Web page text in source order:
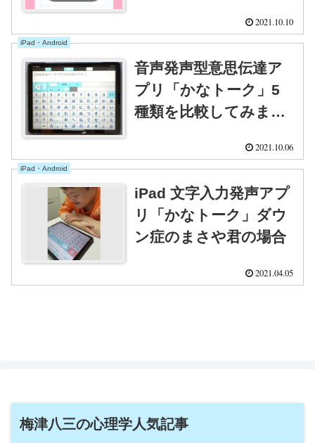
ジョンアップする2021.10.10
iPad・Android
音声発声型意思伝達ア
プリ「かなトーク」5
種類を比較してみまし
2021.10.06
iPad・Android
iPad 文字入力発声アプ
リ「かなトーク」ダウ
ン症のまさや君の場合
2021.04.05
梅津八三の心理学人気記事